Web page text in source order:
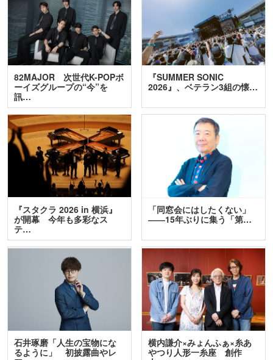
82MAJOR 次世代K-POPボ
ーイズグループの“今”を
訊…
『SUMMER SONIC
2026』、ベテラン3組の懐…
『スタクラ 2026 in 横浜』
が開幕 今年も多彩なス
テ…
「同窓会にはしたくない」
――15年ぶりに集う「第…
石井琢磨「人生の宝物にな
るように」 初披露曲やレ
横内謙介×みょんふぁ×糸あ
やつり人形一糸座 創作